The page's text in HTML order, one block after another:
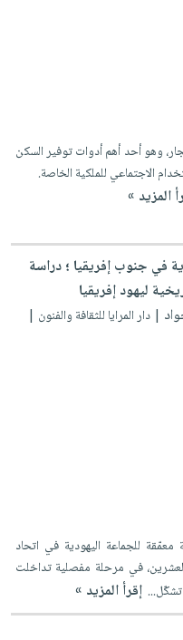
وهو أحد أهم أدوات توفير السكن
الاجتماعي للملكية الخاصة.
المزيد »
في جنوب إفريقيا ؛ دراسة
ليهود إفريقيا
| دار المرايا للثقافة والفنون |
للجماعة اليهودية في اتحاد
في مرحلة مفصلية تداخلت
تشكّل... إقرأ المزيد »